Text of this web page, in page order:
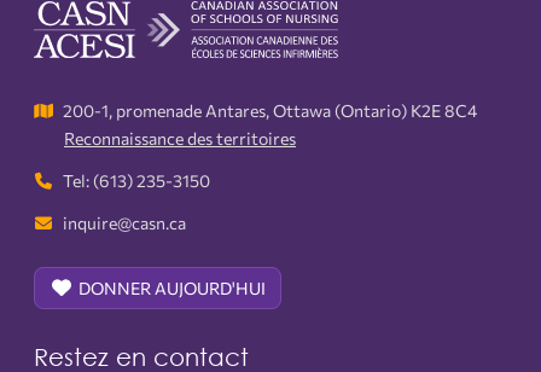
200-1, promenade Antares, Ottawa (Ontario) K2E 8C4
Reconnaissance des territoires
Tel: (613) 235-3150
inquire@casn.ca
DONNER AUJOURD'HUI
Restez en contact